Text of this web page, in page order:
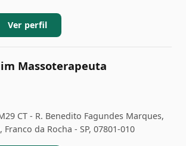
Ver perfil
Massoterapeuta
CT - R. Benedito Fagundes Marques,
da Rocha - SP, 07801-010